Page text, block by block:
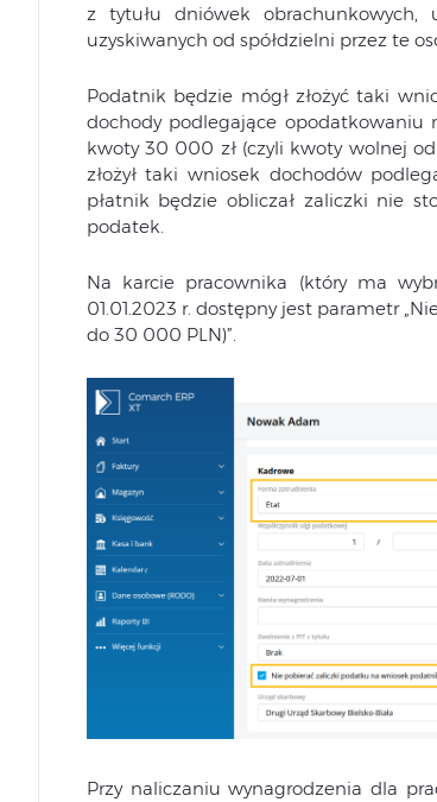
z tytułu dniówek obrachunkowych,
uzyskiwanych od spółdzielni przez te
Podatnik będzie mógł złożyć taki
dochody podlegające
kwoty 30 000 zł (czyli kwoty wolnej
złożył taki wniosek dochodów
płatnik będzie obliczał zaliczki nie
podatek.
Na karcie pracownika (który ma
01.01.2023 r. dostępny jest parametr
do 30 000 PLN)”.
Przy naliczaniu wynagrodzenia dla